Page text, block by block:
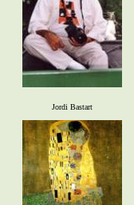
Jordi Bastart